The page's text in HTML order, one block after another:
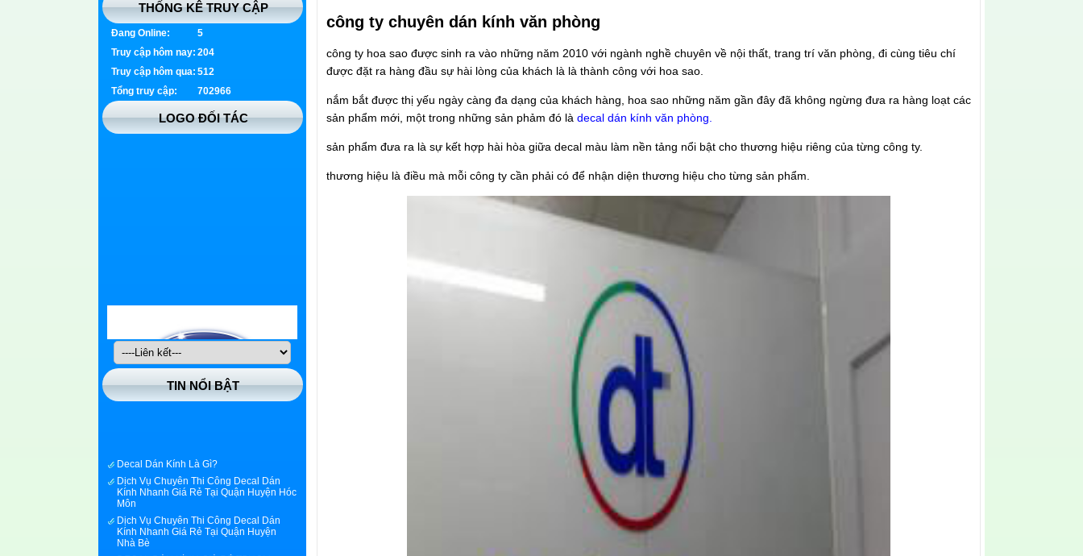
công ty chuyên dán kính văn phòng
công ty hoa sao được sinh ra vào những năm 2010 với ngành nghề chuyên về nội thất, trang trí văn phòng, đi cùng tiêu chí
được đặt ra hàng đầu sự hài lòng của khách là là thành công với hoa sao.
nắm bắt được thị yếu ngày càng đa dạng của khách hàng, hoa sao những năm gần đây đã không ngừng đưa ra hàng loạt các
sản phẩm mới, một trong những sản phảm đó là decal dán kính văn phòng.
sản phẩm đưa ra là sự kết hợp hài hòa giữa decal màu làm nền tảng nổi bật cho thương hiệu riêng của từng công ty.
thương hiệu là điều mà mỗi công ty cần phải có để nhận diện thương hiệu cho từng sản phẩm.
THỐNG KÊ TRUY CẬP
Đang Online:
5
Truy cập hôm nay: 204
Truy cập hôm qua: 512
Tổng truy cập:
702966
LOGO ĐỐI TÁC
TIN NỔI BẬT
Dịch Vụ Chuyên Thi Công Decal Dán
Kính Nhanh Giá Rẻ Tại Quận Huyện Hóc
Môn
Dịch Vụ Chuyên Thi Công Decal Dán
Kính Nhanh Giá Rẻ Tại Quận Huyện
Nhà Bè
DECAL DÁN KÍNH GIÁ RẺ TPHCM